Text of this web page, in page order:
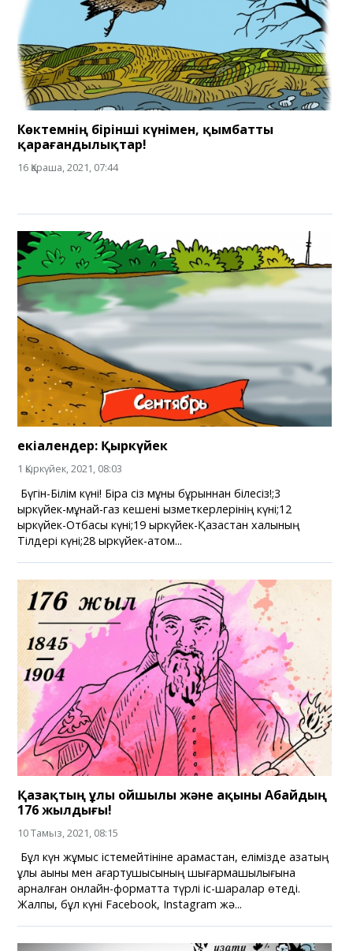
Көктемнің бірінші күнімен, қымбатты
қарағандылықтар!
16 Қараша, 2021, 07:44
екіалендер: Қыркүйек
1 Қыркүйек, 2021, 08:03
Бүгін-Білім күні! Бірақ сіз мұны бұрыннан білесіз!;⁣3
қыркүйек-мұнай-газ кешені қызметкерлерінің күні;⁣12
қыркүйек-Отбасы күні;⁣19 қыркүйек-Қазақстан халқының
Тілдері күні;⁣28 қыркүйек-атом...
Қазақтың ұлы ойшылы және ақыны Абайдың
176 жылдығы!
10 Тамыз, 2021, 08:15
Бұл күн жұмыс істемейтініне қарамастан, елімізде қазақтың
ұлы ақыны мен ағартушысының шығармашылығына
арналған онлайн-форматта түрлі іс-шаралар өтеді.
Жалпы, бұл күні Facebook, Instagram жә...